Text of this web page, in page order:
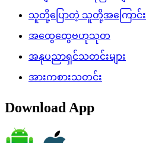
သူတို့ပြောတဲ့ သူတို့အကြောင်း
အထွေထွေဗဟုသုတ
အနုပညာရှင်သတင်းများ
အားကစားသတင်း
Download App